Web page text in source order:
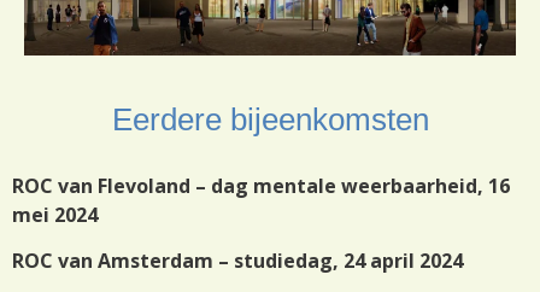
Eerdere bijeenkomsten
ROC van Flevoland – dag mentale weerbaarheid, 16
mei 2024
ROC van Amsterdam – studiedag, 24 april 2024